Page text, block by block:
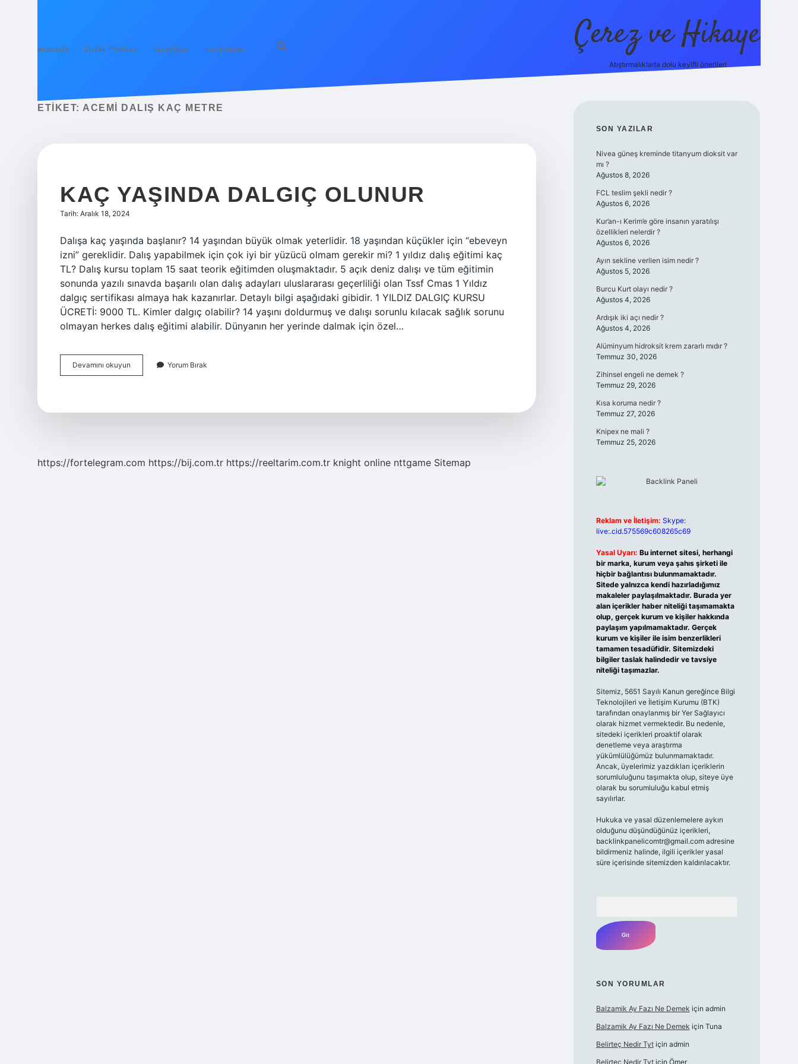
Anasayfa Gizlilik Politikası Yasal Uyarı Hakkımızda Çerez ve Hikaye
Atıştırmalıklarla dolu keyifli öneriler!
ETIKET: ACEMI DALIŞ KAÇ METRE
KAÇ YAŞINDA DALGIÇ OLUNUR
Tarih: Aralık 18, 2024
Dalışa kaç yaşında başlanır? 14 yaşından büyük olmak yeterlidir. 18 yaşından küçükler için “ebeveyn
izni” gereklidir. Dalış yapabilmek için çok iyi bir yüzücü olmam gerekir mi? 1 yıldız dalış eğitimi kaç
TL? Dalış kursu toplam 15 saat teorik eğitimden oluşmaktadır. 5 açık deniz dalışı ve tüm eğitimin
sonunda yazılı sınavda başarılı olan dalış adayları uluslararası geçerliliği olan Tssf Cmas 1 Yıldız
dalgıç sertifikası almaya hak kazanırlar. Detaylı bilgi aşağıdaki gibidir. 1 YILDIZ DALGIÇ KURSU
ÜCRETİ: 9000 TL. Kimler dalgıç olabilir? 14 yaşını doldurmuş ve dalışı sorunlu kılacak sağlık sorunu
olmayan herkes dalış eğitimi alabilir. Dünyanın her yerinde dalmak için özel…
Devamını okuyun
Yaşında
Yorum Bırak
https://fortelegram.com https://bij.com.tr https://reeltarim.com.tr knight online nttgame Sitemap
SIDEBAR
SON YAZILAR
Nivea güneş kreminde titanyum dioksit var
mı ?
Ağustos 8, 2026
FCL teslim şekli nedir ?
Ağustos 6, 2026
Kur’an-ı Kerim’e göre insanın yaratılışı
özellikleri nelerdir ?
Ağustos 6, 2026
Ayın sekline verilen isim nedir ?
Ağustos 5, 2026
Burcu Kurt olayı nedir ?
Ağustos 4, 2026
Ardışık iki açı nedir ?
Ağustos 4, 2026
Alüminyum hidroksit krem zararlı mıdır ?
Temmuz 30, 2026
Zihinsel engeli ne demek ?
Temmuz 29, 2026
Kısa koruma nedir ?
Temmuz 27, 2026
Knipex ne mali ?
Temmuz 25, 2026
Reklam ve İletişim: Skype:
live:.cid.575569c608265c69
Yasal Uyarı: Bu internet sitesi, herhangi
bir marka, kurum veya şahıs şirketi ile
hiçbir bağlantısı bulunmamaktadır.
Sitede yalnızca kendi hazırladığımız
makaleler paylaşılmaktadır. Burada yer
alan içerikler haber niteliği taşımamakta
olup, gerçek kurum ve kişiler hakkında
paylaşım yapılmamaktadır. Gerçek
kurum ve kişiler ile isim benzerlikleri
tamamen tesadüfidir. Sitemizdeki
bilgiler taslak halindedir ve tavsiye
niteliği taşımazlar.
Sitemiz, 5651 Sayılı Kanun gereğince Bilgi
Teknolojileri ve İletişim Kurumu (BTK)
tarafından onaylanmış bir Yer Sağlayıcı
olarak hizmet vermektedir. Bu nedenle,
sitedeki içerikleri proaktif olarak
denetleme veya araştırma
yükümlülüğümüz bulunmamaktadır.
Ancak, üyelerimiz yazdıkları içeriklerin
sorumluluğunu taşımakta olup, siteye üye
olarak bu sorumluluğu kabul etmiş
sayılırlar.
Hukuka ve yasal düzenlemelere aykırı
olduğunu düşündüğünüz içerikleri,
backlinkpanelicomtr@gmail.comadresine
bildirmeniz halinde, ilgili içerikler yasal
süre içerisinde sitemizden kaldırılacaktır.
SON YORUMLAR
Balzamik Ay Fazı Ne Demek için admin
Balzamik Ay Fazı Ne Demek için Tuna
Belirteç Nedir Tytiçin admin
Belirteç Nedir Tytiçin Ömer